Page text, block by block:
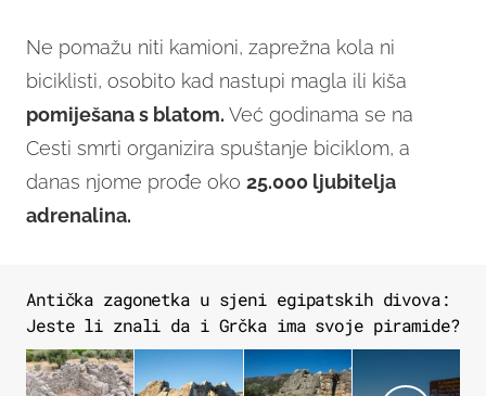
Ne pomažu niti kamioni, zaprežna kola ni
biciklisti, osobito kad nastupi magla ili kiša
pomiješana s blatom. Već godinama se na
Cesti smrti organizira spuštanje biciklom, a
danas njome prođe oko 25.000 ljubitelja
adrenalina.
Antička zagonetka u sjeni egipatskih divova:
Jeste li znali da i Grčka ima svoje piramide?